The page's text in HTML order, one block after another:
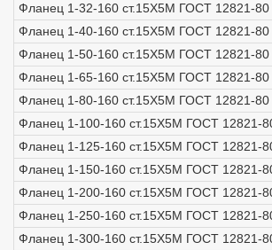
Фланец 1-32-160 ст.15Х5М ГОСТ 12821-80
Фланец 1-40-160 ст.15Х5М ГОСТ 12821-80
Фланец 1-50-160 ст.15Х5М ГОСТ 12821-80
Фланец 1-65-160 ст.15Х5М ГОСТ 12821-80
Фланец 1-80-160 ст.15Х5М ГОСТ 12821-80
Фланец 1-100-160 ст.15Х5М ГОСТ 12821-
Фланец 1-125-160 ст.15Х5М ГОСТ 12821-
Фланец 1-150-160 ст.15Х5М ГОСТ 12821-
Фланец 1-200-160 ст.15Х5М ГОСТ 12821-
Фланец 1-250-160 ст.15Х5М ГОСТ 12821-
Фланец 1-300-160 ст.15Х5М ГОСТ 12821-